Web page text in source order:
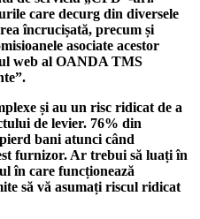
care decurg din diversele
încrucișată, precum și
asociate acestor
web al OANDA TMS
și au un risc ridicat de a
de levier. 76% din
bani atunci când
furnizor. Ar trebui să luați în
în care funcționează
să vă asumați riscul ridicat